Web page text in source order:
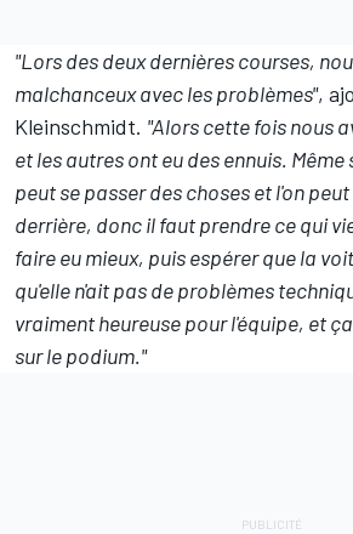
"Lors des deux dernières courses,
malchanceux avec les problèmes",
Kleinschmidt. "Alors cette fois nous
et les autres ont eu des ennuis.
peut se passer des choses et l'on
derrière, donc il faut prendre ce qui
faire eu mieux, puis espérer que la
qu'elle n'ait pas de problèmes
vraiment heureuse pour l'équipe, et
sur le podium."